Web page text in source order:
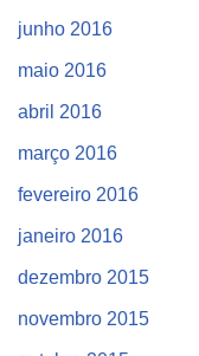
junho 2016
maio 2016
abril 2016
março 2016
fevereiro 2016
janeiro 2016
dezembro 2015
novembro 2015